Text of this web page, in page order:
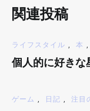
関連投稿
ライフスタイル , 本 ,
個人的に好き
ゲーム , 日記 , 注目